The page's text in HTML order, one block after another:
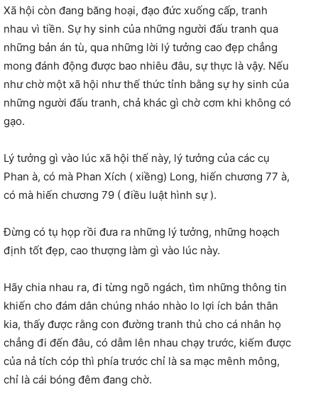
Xã hội còn đang băng hoại, đạo đức xuống cấp, tranh
nhau vì tiền. Sự hy sinh của những người đấu tranh qua
những bản án tù, qua những lời lý tưởng cao đẹp chẳng
mong đánh động được bao nhiêu đâu, sự thực là vậy. Nếu
như chờ một xã hội như thế thức tỉnh bằng sự hy sinh của
những người đấu tranh, chả khác gì chờ cơm khi không có
gạo.
Lý tưởng gì vào lúc xã hội thế này, lý tưởng của các cụ
Phan à, có mà Phan Xích ( xiềng) Long, hiến chương 77 à,
có mà hiến chương 79 ( điều luật hình sự ).
Đừng có tụ họp rồi đưa ra những lý tưởng, những hoạch
định tốt đẹp, cao thượng làm gì vào lúc này.
Hãy chia nhau ra, đi từng ngõ ngách, tìm những thông tin
khiến cho đám dân chúng nháo nhào lo lợi ích bản thân
kia, thấy được rằng con đường tranh thủ cho cá nhân họ
chẳng đi đến đâu, có dẫm lên nhau chạy trước, kiếm được
của nả tích cóp thì phía trước chỉ là sa mạc mênh mông,
chỉ là cái bóng đêm đang chờ.